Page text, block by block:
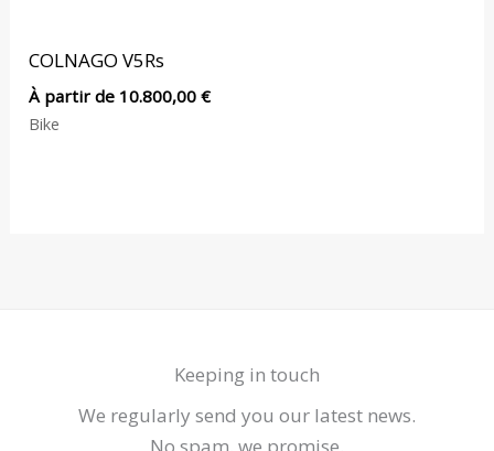
COLNAGO V5Rs
À partir de 10.800,00€
Bike
Keeping in touch
We regularly send you our latest news.
No spam, we promise.